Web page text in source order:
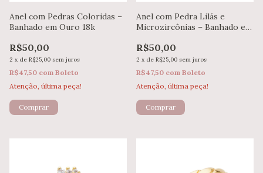
Anel com Pedras Coloridas –
Banhado em Ouro 18k
R$50,00
2 x de R$25,00 sem juros
R$47,50 com Boleto
Atenção, última peça!
Comprar
Anel com Pedra Lilás e
Microzircônias – Banhado em
R$50,00
2 x de R$25,00 sem juros
R$47,50 com Boleto
Atenção, última peça!
Comprar